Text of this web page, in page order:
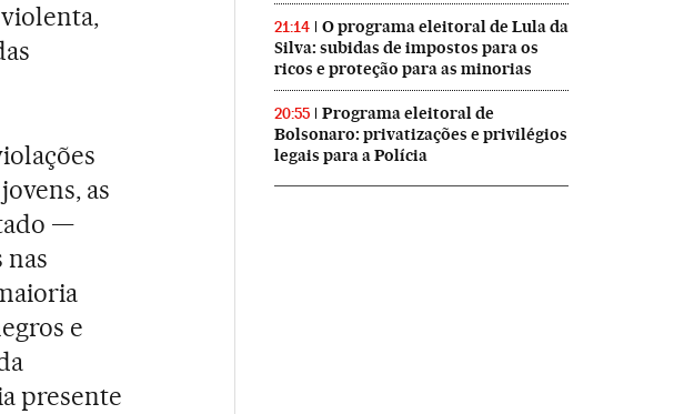
as
—
nas
e
presente
21:14
O programa eleitoral de Lula da
Silva: subidas de impostos para os
ricos e proteção para as minorias
20:55
Programa eleitoral de
Bolsonaro: privatizações e privilégios
legais para a Polícia